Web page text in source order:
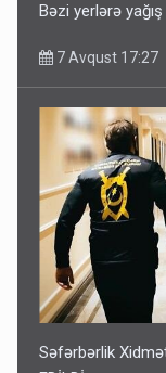
Bəzi yerlərə
7 Avqust 17:27
Səfərbərlik